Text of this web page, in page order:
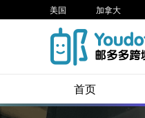
美国 加拿大
首页